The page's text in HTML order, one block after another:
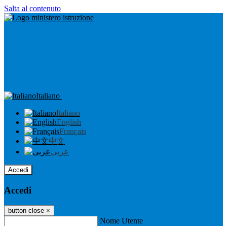
Salta al contenuto
Italiano
Italiano
English
Français
中文
عربى
Accedi
Accedi
button close ×
Nome Utente